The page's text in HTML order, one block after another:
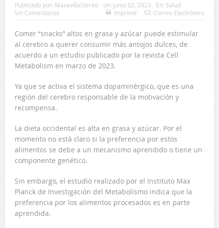
Publicado por: MaravillaStereo on: junio 02, 2023 En: Salud
Sin Comentarios
Imprimir Correo Electrónico
Comer “snacks” altos en grasa y azúcar puede estimular
al cerebro a querer consumir más antojos dulces, de
acuerdo a un estudio publicado por la revista Cell
Metabolism en marzo de 2023.
Ya que se activa el sistema dopaminérgico, que es una
región del cerebro responsable de la motivación y
recompensa.
La dieta occidental es alta en grasa y azúcar. Por el
momento no está claro si la preferencia por estos
alimentos se debe a un mecanismo aprendido o tiene un
componente genético.
Sin embargo, el estudio realizado por el Instituto Max
Planck de Investigación del Metabolismo indica que la
preferencia por los alimentos procesados es en parte
aprendida.